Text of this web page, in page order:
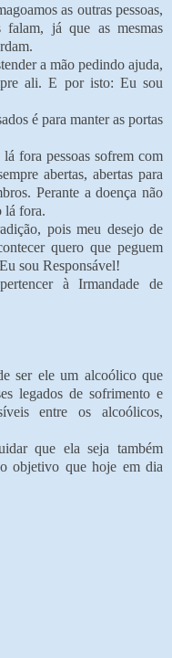
as outras pessoas,
já que as mesmas
a mão pedindo ajuda,
ali. E por isto: Eu sou
é para manter as portas
fora pessoas sofrem com
abertas, abertas para
Perante a doença não
lá fora.
pois meu desejo de
quero que peguem
sou Responsável!
à Irmandade de
ser ele um alcoólico que
legados de sofrimento e
entre os alcoólicos,
que ela seja também
objetivo que hoje em dia